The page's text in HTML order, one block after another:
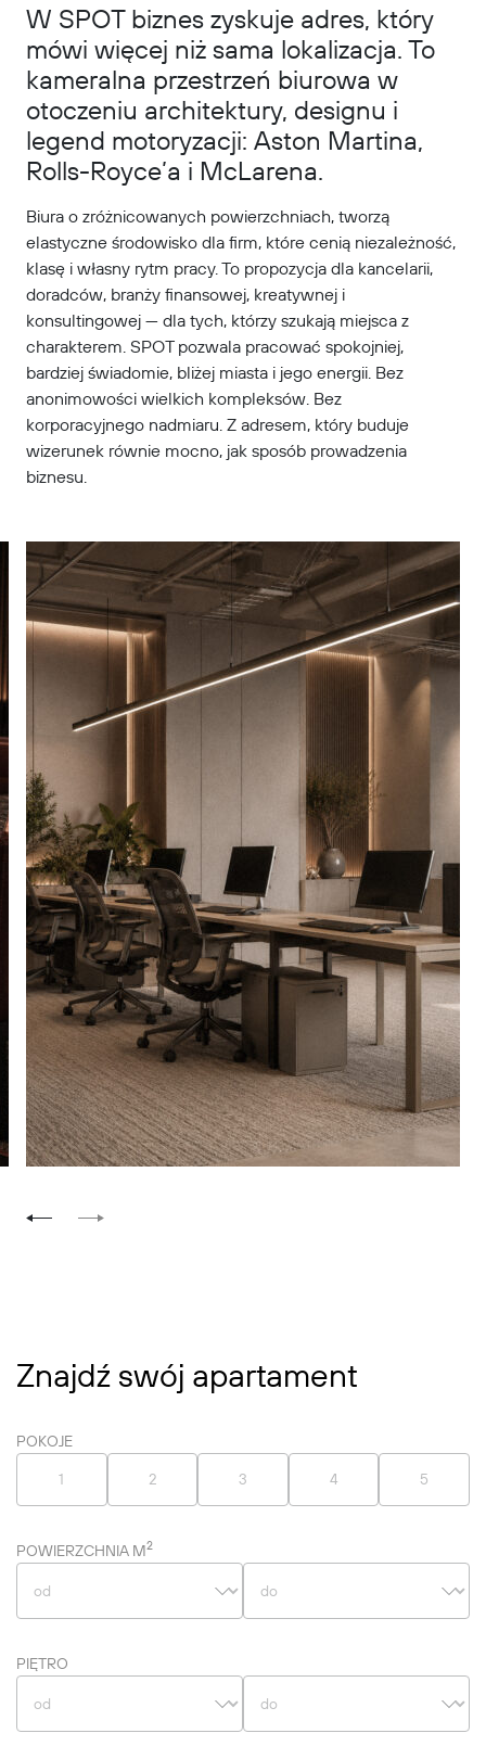
W SPOT biznes zyskuje adres, który
mówi więcej niż sama lokalizacja. To
kameralna przestrzeń biurowa w
otoczeniu architektury, designu i
legend motoryzacji: Aston Martina,
Rolls-Royce’a i McLarena.
Biura o zróżnicowanych powierzchniach, tworzą
elastyczne środowisko dla firm, które cenią niezależność,
klasę i własny rytm pracy. To propozycja dla kancelarii,
doradców, branży finansowej, kreatywnej i
konsultingowej — dla tych, którzy szukają miejsca z
charakterem. SPOT pozwala pracować spokojniej,
bardziej świadomie, bliżej miasta i jego energii. Bez
anonimowości wielkich kompleksów. Bez
korporacyjnego nadmiaru. Z adresem, który buduje
wizerunek równie mocno, jak sposób prowadzenia
biznesu.
Znajdź swój apartament
POKOJE
1
2 3 4 5
POWIERZCHNIA M2
PIĘTRO